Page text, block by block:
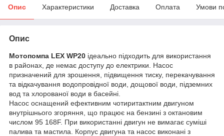
Опис Характеристики Доставка Оплата Умови
Опис
Мотопомпа LEX WP20 ідеально підходить для використання
в районах, де немає доступу до електрики. Насос
призначений для зрошення, підвищення тиску, перекачування
та відкачування водопровідної води, дощової води, підземних
вод та хлорованої води в басейні.
Насос оснащений ефективним чотиритактним двигуном
внутрішнього згоряння, що працює на бензині з октановим
числом 95 168F. При використанні двигун не вимагає суміші
палива та мастила. Корпус двигуна та насос виконані з